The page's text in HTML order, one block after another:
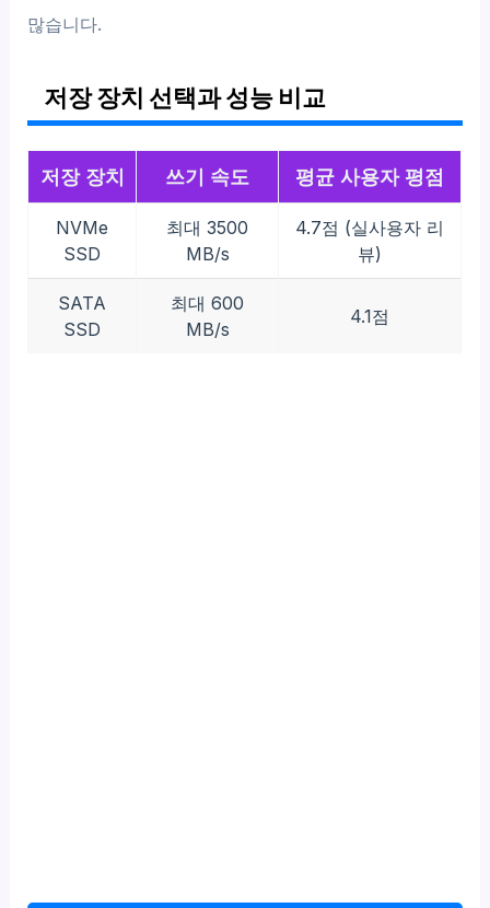
많습니다.
저장 장치 선택과 성능 비교
저장 장치 쓰기 속도 평균 사용자 평점
NVMe
SSD
최대 3500
MB/s
4.7점 (실사용자 리
뷰)
SATA
SSD
최대 600
MB/s
4.1점